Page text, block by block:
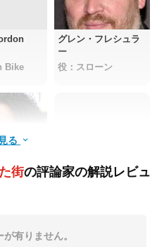
Bike
グレン・フレシュラ
ー
役：スローン
る
街の評論家の解説レビュ
有りません。